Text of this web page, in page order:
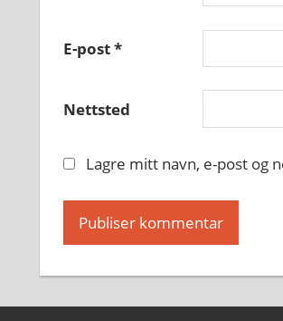
E-post*
Nettsted
Lagre mitt navn, e-post og